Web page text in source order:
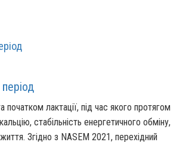
початком лактації, під час якого протягом
стабільність енергетичного обміну,
Згідно з NASEM 2021, перехідний